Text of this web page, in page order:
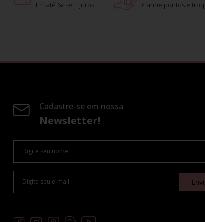
Em até 6x sem juros Ganhe pontos e
Cadastre-se em nossa
Newsletter!